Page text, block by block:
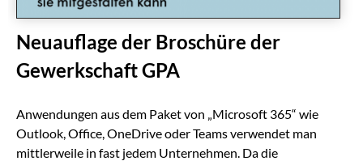
Neuauflage der Broschüre der
Gewerkschaft GPA
Anwendungen aus dem Paket von „Microsoft 365“ wie
Outlook, Office, OneDrive oder Teams verwendet man
mittlerweile in fast jedem Unternehmen. Da die